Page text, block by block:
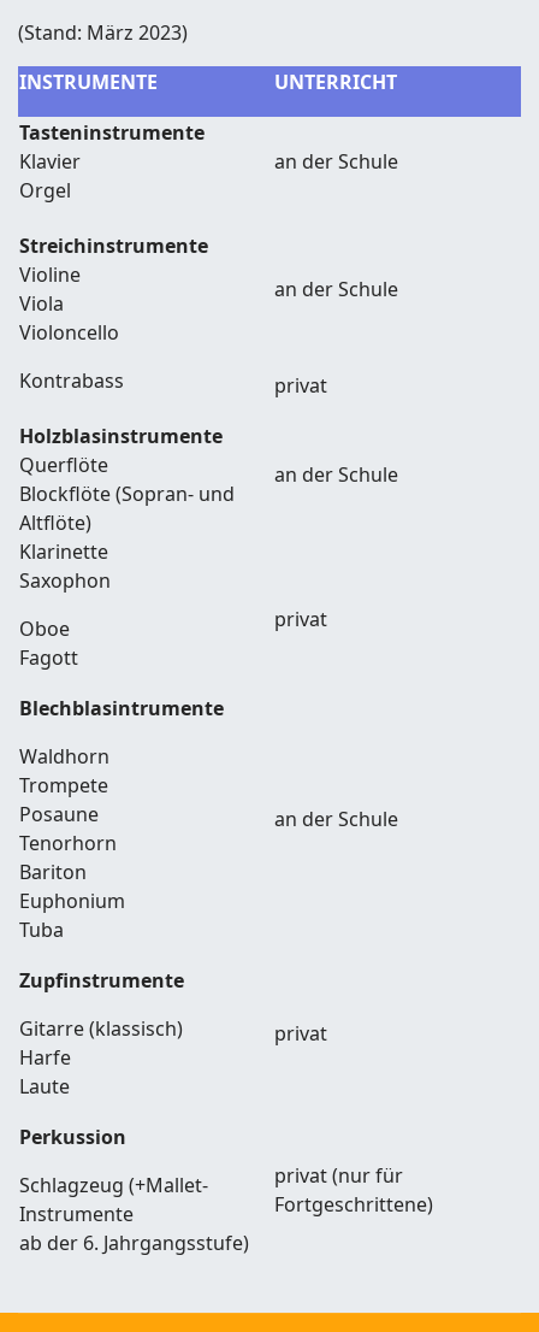
(Stand: März 2023)
INSTRUMENTE
UNTERRICHT
Tasteninstrumente
Klavier
Orgel
an der Schule
Streichinstrumente
Violine
Viola
Violoncello
Kontrabass
an der Schule
privat
Holzblasinstrumente
Querflöte
Blockflöte (Sopran- und
Altflöte)
Klarinette
Saxophon
Oboe
Fagott
an der Schule
privat
Blechblasintrumente
Waldhorn
Trompete
Posaune
Tenorhorn
Bariton
Euphonium
Tuba
an der Schule
Zupfinstrumente
Gitarre (klassisch)
Harfe
Laute
privat
Perkussion
Schlagzeug (+Mallet-
Instrumente
ab der 6. Jahrgangsstufe)
privat (nur für
Fortgeschrittene)